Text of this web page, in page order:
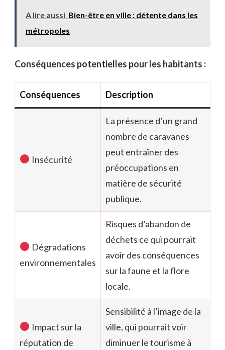
A lire aussi Bien-être en ville : détente dans les
métropoles
Conséquences potentielles pour les habitants :
Conséquences Description
Insécurité
La présence d’un grand
nombre de caravanes
peut entraîner des
préoccupations en
matière de sécurité
publique.
Dégradations
environnementales
Risques d’abandon de
déchets ce qui pourrait
avoir des conséquences
sur la faune et la flore
locale.
Impact sur la
réputation de
Sensibilité à l’image de la
ville, qui pourrait voir
diminuer le tourisme à